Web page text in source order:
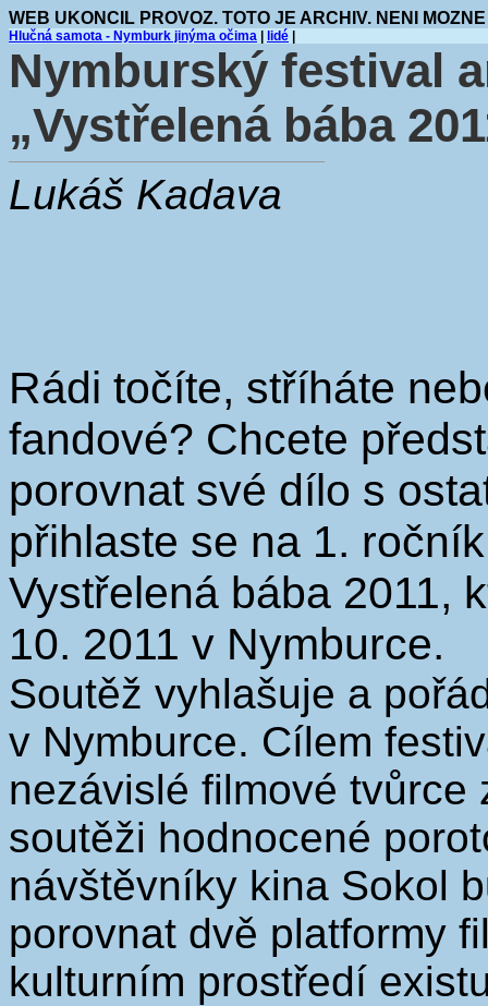
WEB UKONCIL PROVOZ. TOTO JE ARCHIV. NENI
Hlučná samota - Nymburk jinýma očima lidé
Nymburský festival
„Vystřelená bába
Lukáš Kadava
Rádi točíte, stříháte
fandové? Chcete
porovnat své dílo s
přihlaste se na 1.
Vystřelená bába 2011,
10. 2011 v Nymburce.
Soutěž vyhlašuje a
v Nymburce. Cílem
nezávislé filmové
soutěži hodnocené
návštěvníky kina Sokol
porovnat dvě platformy
kulturním prostředí